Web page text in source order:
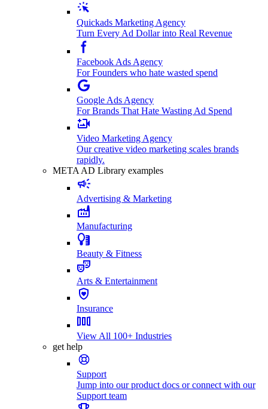
Quickads Marketing Agency
Turn Every Ad Dollar into Real Revenue
Facebook Ads Agency
For Founders who hate wasted spend
Google Ads Agency
For Brands That Hate Wasting Ad Spend
Video Marketing Agency
Our creative video marketing scales brands
rapidly.
META AD Library examples
Advertising & Marketing
Manufacturing
Beauty & Fitness
Arts & Entertainment
Insurance
View All 100+ Industries
get help
Support
Jump into our product docs or connect with our
Support team